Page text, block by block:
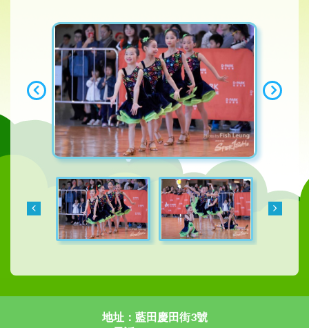
地址：藍田慶田街3號